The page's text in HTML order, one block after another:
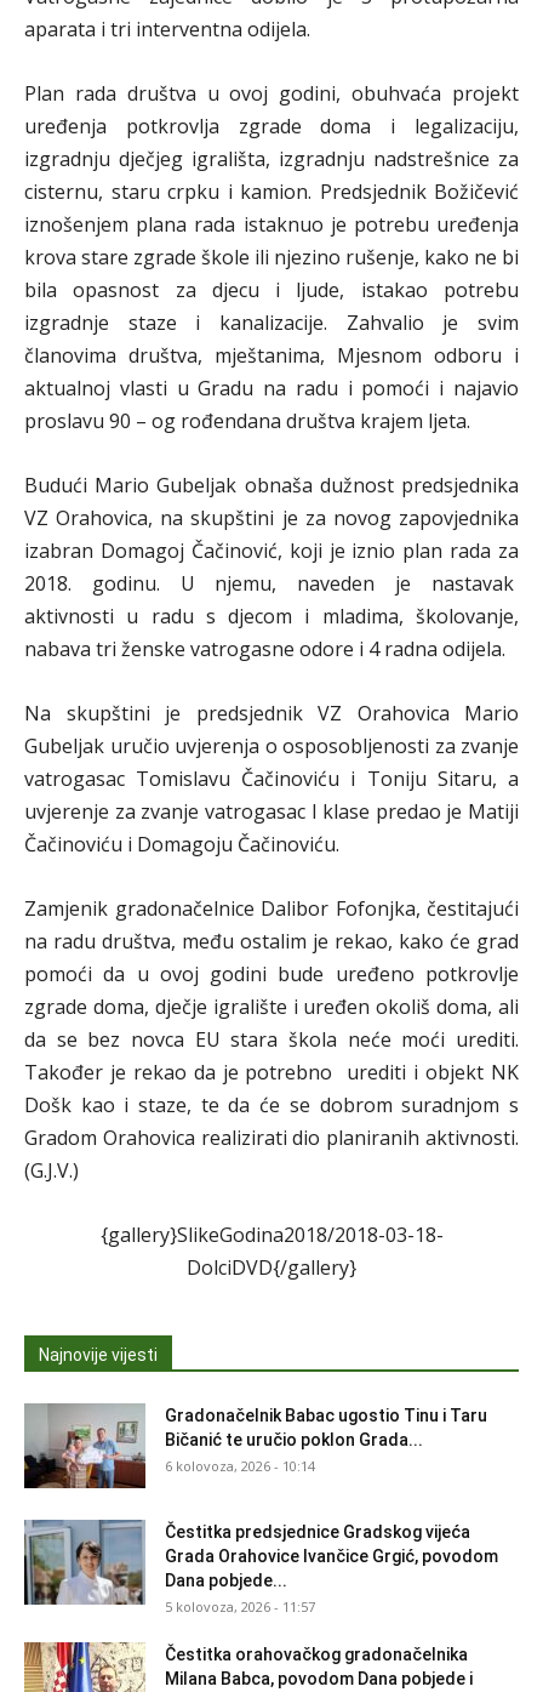
aparata i tri interventna odijela.
Plan rada društva u ovoj godini, obuhvaća projekt
uređenja potkrovlja zgrade doma i legalizaciju,
izgradnju dječjeg igrališta, izgradnju nadstrešnice za
cisternu, staru crpku i kamion. Predsjednik Božičević
iznošenjem plana rada istaknuo je potrebu uređenja
krova stare zgrade škole ili njezino rušenje, kako ne bi
bila opasnost za djecu i ljude, istakao potrebu
izgradnje staze i kanalizacije. Zahvalio je svim
članovima društva, mještanima, Mjesnom odboru i
aktualnoj vlasti u Gradu na radu i pomoći i najavio
proslavu 90 – og rođendana društva krajem ljeta.
Budući Mario Gubeljak obnaša dužnost predsjednika
VZ Orahovica, na skupštini je za novog zapovjednika
izabran Domagoj Čačinović, koji je iznio plan rada za
2018. godinu. U njemu, naveden je nastavak
aktivnosti u radu s djecom i mladima, školovanje,
nabava tri ženske vatrogasne odore i 4 radna odijela.
Na skupštini je predsjednik VZ Orahovica Mario
Gubeljak uručio uvjerenja o osposobljenosti za zvanje
vatrogasac Tomislavu Čačinoviću i Toniju Sitaru, a
uvjerenje za zvanje vatrogasac I klase predao je Matiji
Čačinoviću i Domagoju Čačinoviću.
Zamjenik gradonačelnice Dalibor Fofonjka, čestitajući
na radu društva, među ostalim je rekao, kako će grad
pomoći da u ovoj godini bude uređeno potkrovlje
zgrade doma, dječje igralište i uređen okoliš doma, ali
da se bez novca EU stara škola neće moći urediti.
Također je rekao da je potrebno urediti i objekt NK
Došk kao i staze, te da će se dobrom suradnjom s
Gradom Orahovica realizirati dio planiranih aktivnosti.
(G.J.V.)
{gallery}SlikeGodina2018/2018-03-18-
DolciDVD{/gallery}
Najnovije vijesti
Gradonačelnik Babac ugostio Tinu i Taru
Bičanić te uručio poklon Grada...
6 kolovoza, 2026 - 10:14
Čestitka predsjednice Gradskog vijeća
Grada Orahovice Ivančice Grgić, povodom
Dana pobjede...
5 kolovoza, 2026 - 11:57
Čestitka orahovačkog gradonačelnika
Milana Babca, povodom Dana pobjede i